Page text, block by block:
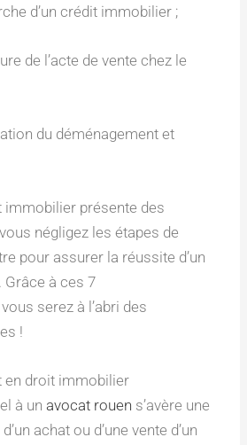
d’un crédit immobilier ;
de l’acte de vente chez le
du déménagement et
immobilier présente des
négligez les étapes de
pour assurer la réussite d’un
à ces 7
serez à l’abri des
!
en droit immobilier
à unavocat rouen s’avère une
achat ou d’une vente d’un